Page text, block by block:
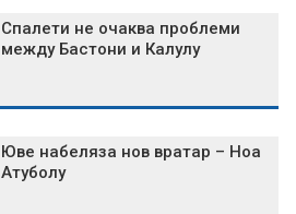
Спалети не очаква проблеми
между Бастони и Калулу
Юве набеляза нов вратар – Ноа
Атуболу